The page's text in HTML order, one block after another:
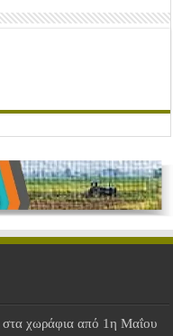
στα χωράφια από 1η Μαΐου